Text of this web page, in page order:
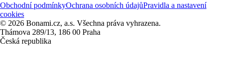
Obchodní podmínkyOchrana osobních údajůPravidla a nastavení
cookies
© 2026 Bonami.cz, a.s. Všechna práva vyhrazena.
Thámova 289/13, 186 00 Praha
Česká republika